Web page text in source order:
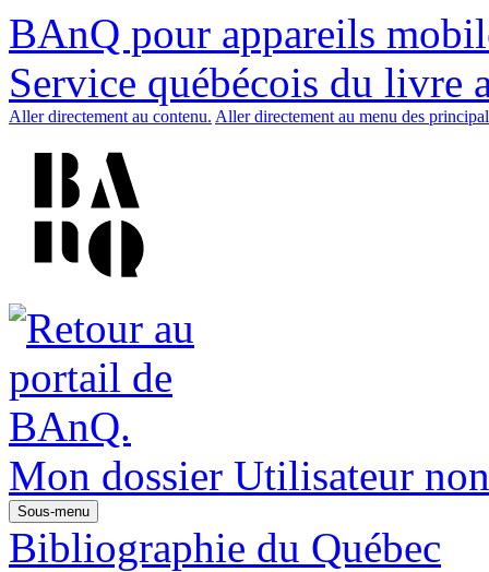
BAnQ pour appareils
Service québécois du livre
Aller directement au contenu. Aller directement au menu des
Mon dossier Utilisateur
Sous-menu
Bibliographie du Québec